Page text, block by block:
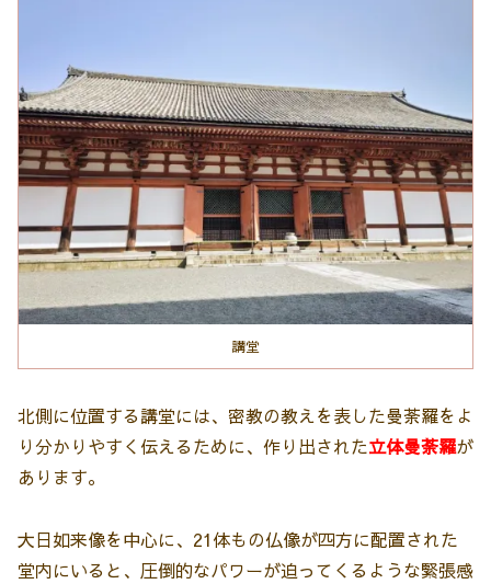
講堂
北側に位置する講堂には、密教の教えを表した曼荼羅をよ
り分かりやすく伝えるために、作り出された立体曼荼羅が
あります。
大日如来像を中心に、21体もの仏像が四方に配置された
堂内にいると、圧倒的なパワーが迫ってくるような緊張感